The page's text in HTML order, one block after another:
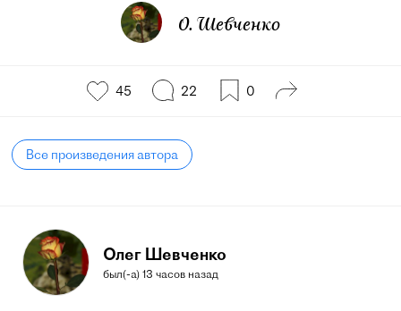
О. Шевченко
45 22 0
Все произведения автора
Олег Шевченко
был(-а) 13 часов назад